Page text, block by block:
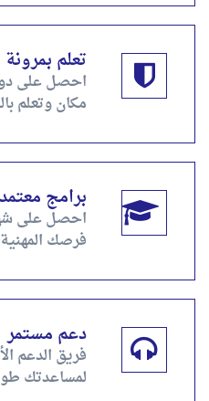
تعلم بمرونة
احصل على
مكان وتعلم
برامج
احصل على
فرصك
دعم مستمر
فريق الدعم
لمساعدتك